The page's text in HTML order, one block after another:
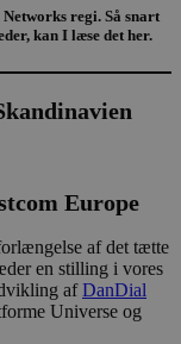
regi. Så snart
kan I læse det her.
Europe
af det tætte
en stilling i vores
afDanDial
Universe og